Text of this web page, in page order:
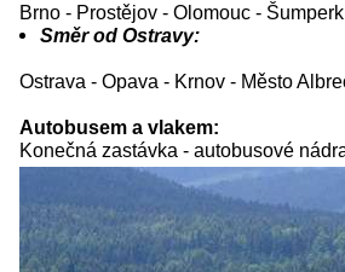
Brno - Prostějov - Olomouc -
Směr od Ostravy:
Ostrava - Opava - Krnov - Město
Autobusem a vlakem:
Konečná zastávka - autobusové